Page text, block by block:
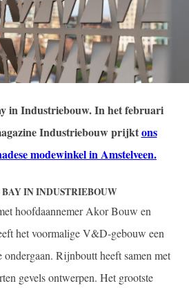
in Industriebouw. In het februari
Industriebouw prijktons
modewinkel in Amstelveen.
BAY IN INDUSTRIEBOUW
hoofdaannemer Akor Bouw en
het voormalige V&D-gebouw een
ondergaan. Rijnboutt heeft samen met
gevels ontwerpen. Het grootste